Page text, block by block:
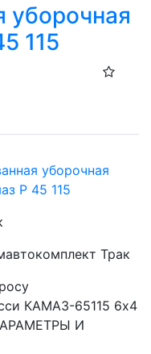
уборочная
115
уборочная
Р 45 115
Трак
КАМАЗ-65115 6x4
И